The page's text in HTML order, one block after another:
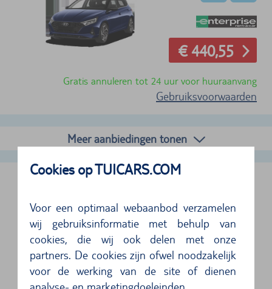
Cookies op TUICARS.COM
Voor een optimaal webaanbod verzamelen
wij gebruiksinformatie met behulp van
cookies, die wij ook delen met onze
partners. De cookies zijn ofwel noodzakelijk
voor de werking van de site of dienen
€ 440,55
Gratis annuleren tot 24 uur voor huuraanvang
Gebruiksvoorwaarden
Meer aanbiedingen tonen
VOLGENDE VESTIGINGEN ZIJN TER PLAATSE
Adres
Enterprise